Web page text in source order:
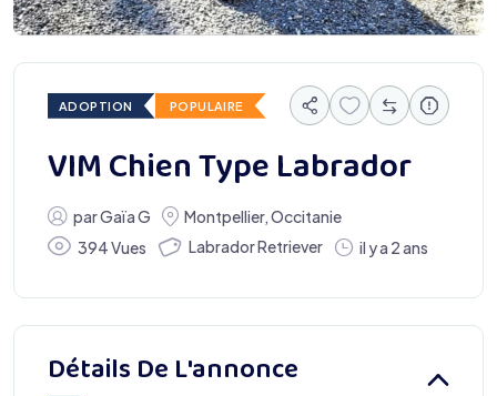
ADOPTION POPULAIRE
VIM Chien Type Labrador
parGaïa G Montpellier,Occitanie
394 Vues
Labrador Retriever il y a 2 ans
Détails De L'annonce